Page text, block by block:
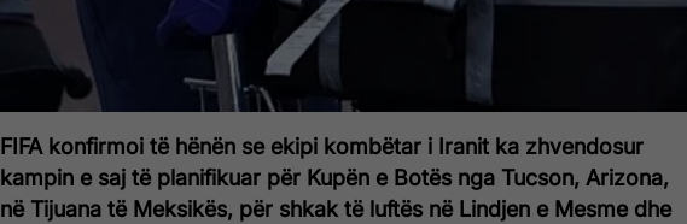
FIFA konfirmoi të hënën se ekipi kombëtar i Iranit ka zhvendosur
kampin e saj të planifikuar për Kupën e Botës nga Tucson, Arizona,
në Tijuana të Meksikës, për shkak të luftës në Lindjen e Mesme dhe